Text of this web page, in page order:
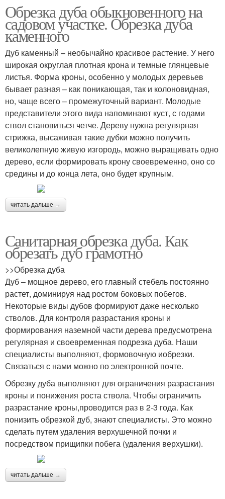
Обрезка дуба обыкновенного на
садовом участке. Обрезка дуба
каменного
Дуб каменный – необычайно красивое растение. У него
широкая округлая плотная крона и темные глянцевые
листья. Форма кроны, особенно у молодых деревьев
бывает разная – как поникающая, так и колоновидная,
но, чаще всего – промежуточный вариант. Молодые
представители этого вида напоминают куст, с годами
ствол становиться четче. Дереву нужна регулярная
стрижка, высаживая такие дубки можно получить
великолепную живую изгородь, можно выращивать одно
дерево, если формировать крону своевременно, оно со
средины и до конца лета, оно будет крупным.
читать дальше →
Санитарная обрезка дуба. Как
обрезать дуб грамотно
>>Обрезка дуба
Дуб – мощное дерево, его главный стебель постоянно
растет, доминируя над ростом боковых побегов.
Некоторые виды дубов формируют даже несколько
стволов. Для контроля разрастания кроны и
формирования наземной части дерева предусмотрена
регулярная и своевременная подрезка дуба. Наши
специалисты выполняют, формовочную иобрезки.
Связаться с нами можно по электронной почте.
Обрезку дуба выполняют для ограничения разрастания
кроны и понижения роста ствола. Чтобы ограничить
разрастание кроны,проводится раз в 2-3 года. Как
понизить обрезкой дуб, знают специалисты. Это можно
сделать путем удаления верхушечной почки и
посредством прищипки побега (удаления верхушки).
читать дальше →